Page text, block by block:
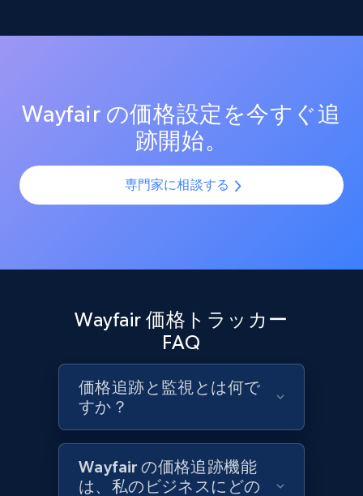
price, and more.
Amazon products search
Asin, URL, Name, Sponsored, Initial price, Final
price, Currency, Sold, and more.
Target
URL, Product id, Title, Product description,
Rating, Reviews count, Initial price, Discount,
and more.
1.3K+ 175+ 今すぐ始める
測定する。効果的なプロモーション戦術と新興トレン
SKUやバリエーションを複数チャネルで最適化し、製品
トフォームで一貫性と正確性を確保します。
Wayfair の価格設定を今すぐ追
跡開始。
専門家に相談する
Wayfair 価格トラッカー
FAQ
価格追跡と監視とは何で
すか？
Wayfair の価格追跡機能
は、私のビジネスにどの